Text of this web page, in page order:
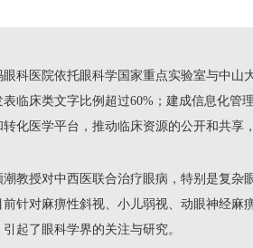
眼科医院依托眼科学国家重点实验室与中山
表临床类文字比例超过60%；建成信息化管
转化医学平台，推动临床资源的公开和共享
潮教授对中西医联合治疗眼病，特别是复杂
前针对麻痹性斜视、小儿弱视、动眼神经麻
起了眼科学界的关注与研究。